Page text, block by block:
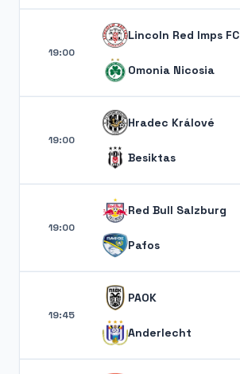
19:00
Lincoln Red Imps FC
Omonia Nicosia
19:00
Hradec Králové
Besiktas
19:00
Red Bull Salzburg
Pafos
19:45
PAOK
Anderlecht